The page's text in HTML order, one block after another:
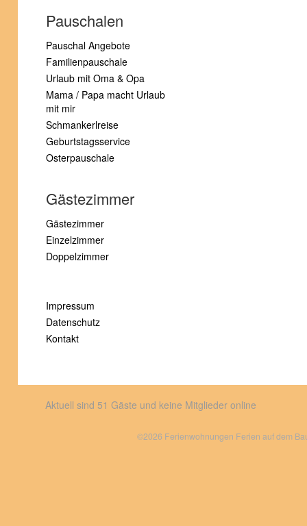
Pauschalen
Pauschal Angebote
Familienpauschale
Urlaub mit Oma & Opa
Mama / Papa macht Urlaub
mit mir
Schmankerlreise
Geburtstagsservice
Osterpauschale
Gästezimmer
Gästezimmer
Einzelzimmer
Doppelzimmer
Impressum
Datenschutz
Kontakt
Aktuell sind 51 Gäste und keine Mitglieder online
©2026 Ferienwohnungen Ferien auf dem